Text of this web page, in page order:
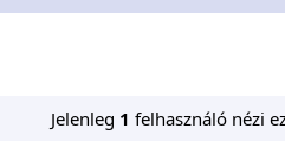
Jelenleg 1 felhasználó nézi